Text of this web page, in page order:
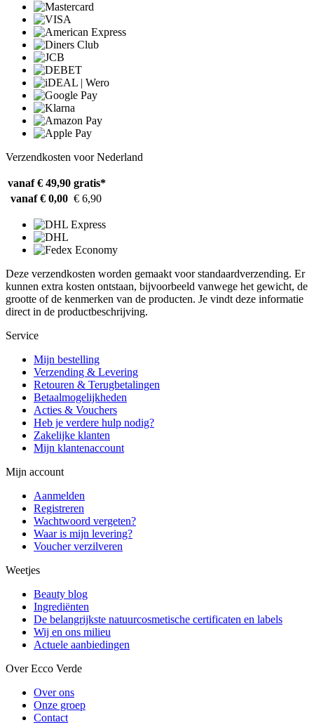
Verzendkosten voor Nederland
vanaf € 49,90 gratis*
vanaf € 0,00 € 6,90
Deze verzendkosten worden gemaakt voor standaardverzending. Er
kunnen extra kosten ontstaan, bijvoorbeeld vanwege het gewicht, de
grootte of de kenmerken van de producten. Je vindt deze informatie
direct in de productbeschrijving.
Service
Mijn bestelling
Verzending & Levering
Retouren & Terugbetalingen
Betaalmogelijkheden
Acties & Vouchers
Heb je verdere hulp nodig?
Zakelijke klanten
Mijn klantenaccount
Mijn account
Aanmelden
Registreren
Wachtwoord vergeten?
Waar is mijn levering?
Voucher verzilveren
Weetjes
Beauty blog
Ingrediënten
De belangrijkste natuurcosmetische certificaten en labels
Wij en ons milieu
Actuele aanbiedingen
Over Ecco Verde
Over ons
Onze groep
Contact